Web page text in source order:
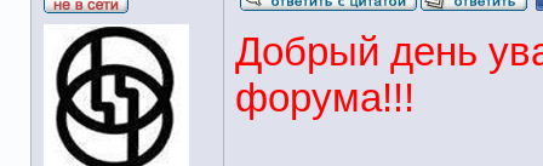
Добрый день
форума!!!